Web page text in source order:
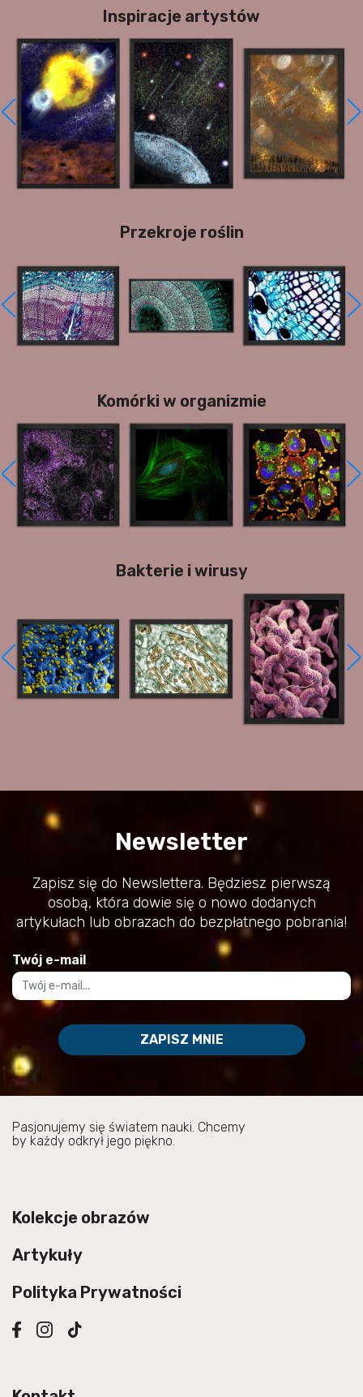
Inspiracje artystów
Przekroje roślin
Komórki w organizmie
Bakterie i wirusy
Newsletter
Zapisz się do Newslettera. Będziesz pierwszą
osobą, która dowie się o nowo dodanych
artykułach lub obrazach do bezpłatnego pobrania!
Twój e-mail
ZAPISZ MNIE
Pasjonujemy się światem nauki. Chcemy
by każdy odkrył jego piękno.
Kolekcje obrazów
Artykuły
Polityka Prywatności